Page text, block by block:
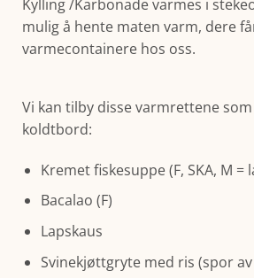
Kylling /Karbonade varmes i
mulig å hente maten varm, dere
varmecontainere hos oss.
Vi kan tilby disse varmrettene
koldtbord:
Kremet fiskesuppe (F, SKA, M =
Bacalao (F)
Lapskaus
Svinekjøttgryte med ris (spor av